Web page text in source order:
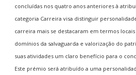
concluídas nos quatro anos anteriores à
categoria Carreira visa distinguir
carreira mais se destacaram em termos
domínios da salvaguarda e valorização do
suas atividades um claro benefício para o
Este prémio será atribuído a uma